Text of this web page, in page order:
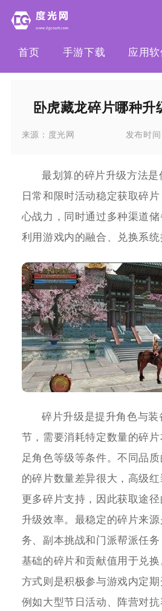
首页 手游下载 应用软
卧虎藏龙碎片哪种升
来源： 度光网 发布时间
最划算的碎片升级方法
日常和限时活动稳定获取碎
心战力，同时通过多种渠道
利用游戏内的融合、兑换系统
碎片升级是提升角色与
节，需要消耗特定数量的碎
足角色等级等条件。不同品
的碎片数量差异很大，高级
更多碎片支持，因此获取途
升级效率。最稳定的碎片来
务、副本挑战和门派帮派任
基础的碎片和贡献值用于兑
方式则是积极参与游戏内定期
例如大型节日活动、阵营对